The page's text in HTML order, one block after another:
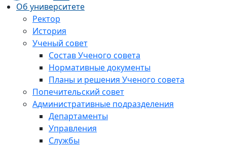
Об университете
Ректор
История
Ученый совет
Состав Ученого совета
Нормативные документы
Планы и решения Ученого совета
Попечительский совет
Административные подразделения
Департаменты
Управления
Службы